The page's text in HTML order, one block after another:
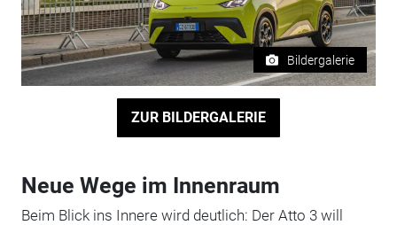
Bildergalerie
ZUR BILDERGALERIE
Neue Wege im Innenraum
Beim Blick ins Innere wird deutlich: Der Atto 3 will